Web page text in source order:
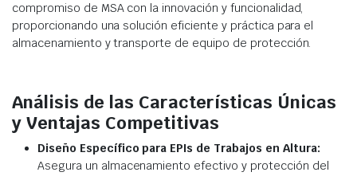
compromiso de MSA con la innovación y funcionalidad,
proporcionando una solución eficiente y práctica para el
almacenamiento y transporte de equipo de protección.
Análisis de las Características Únicas
y Ventajas Competitivas
Diseño Específico para EPIs de Trabajos en Altura:
Asegura un almacenamiento efectivo y protección del